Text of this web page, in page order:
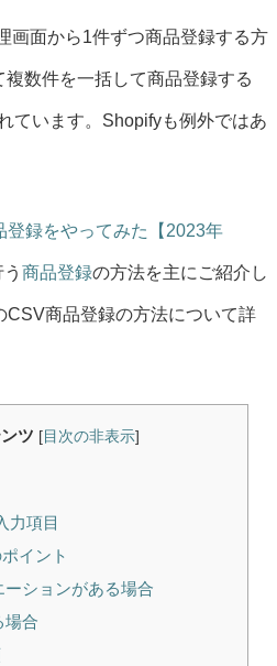
画面から1件ずつ商品登録する方
数件を一括して商品登録する
ています。Shopifyも例外ではあ
登録をやってみた【2023年
商品登録の方法を主にご紹介し
CSV商品登録の方法について詳
ツ [ 目次の非表示]
力項目
イント
ションがある場合
場合